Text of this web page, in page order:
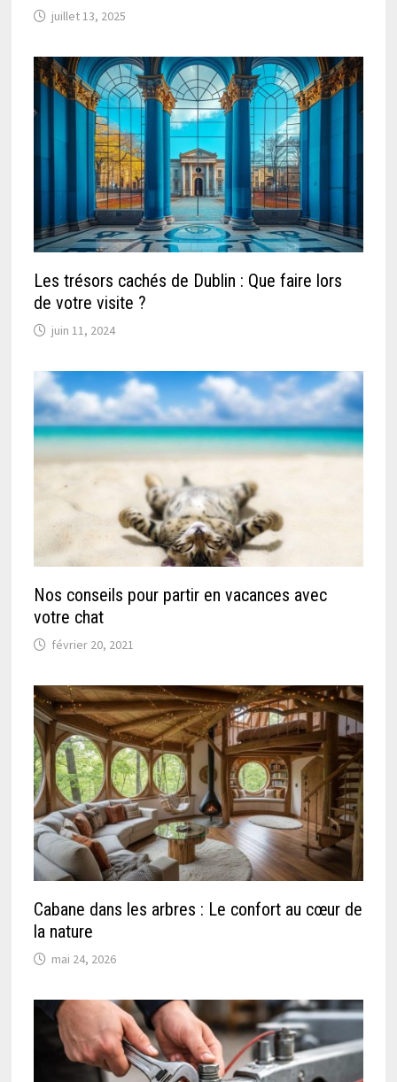
juillet 13, 2025
Les trésors cachés de Dublin : Que faire lors
de votre visite ?
juin 11, 2024
Nos conseils pour partir en vacances avec
votre chat
février 20, 2021
Cabane dans les arbres : Le confort au cœur de
la nature
mai 24, 2026